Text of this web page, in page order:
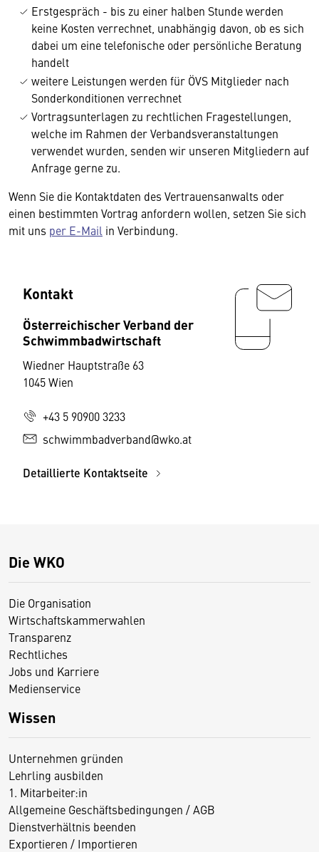
Erstgespräch - bis zu einer halben Stunde werden
keine Kosten verrechnet, unabhängig davon, ob es sich
dabei um eine telefonische oder persönliche Beratung
handelt
weitere Leistungen werden für ÖVS Mitglieder nach
Sonderkonditionen verrechnet
Vortragsunterlagen zu rechtlichen Fragestellungen,
welche im Rahmen der Verbandsveranstaltungen
verwendet wurden, senden wir unseren Mitgliedern auf
Anfrage gerne zu.
Wenn Sie die Kontaktdaten des Vertrauensanwalts oder
einen bestimmten Vortrag anfordern wollen, setzen Sie sich
mit uns per E-Mail in Verbindung.
Kontakt
Österreichischer Verband der
Schwimmbadwirtschaft
Wiedner Hauptstraße 63
1045 Wien
+43 5 90900 3233
schwimmbadverband@wko.at
Detaillierte Kontaktseite
Die WKO
Die Organisation
Wirtschaftskammerwahlen
Transparenz
Rechtliches
Jobs und Karriere
Medienservice
Wissen
Unternehmen gründen
Lehrling ausbilden
1. Mitarbeiter:in
Allgemeine Geschäftsbedingungen / AGB
Dienstverhältnis beenden
Exportieren / Importieren